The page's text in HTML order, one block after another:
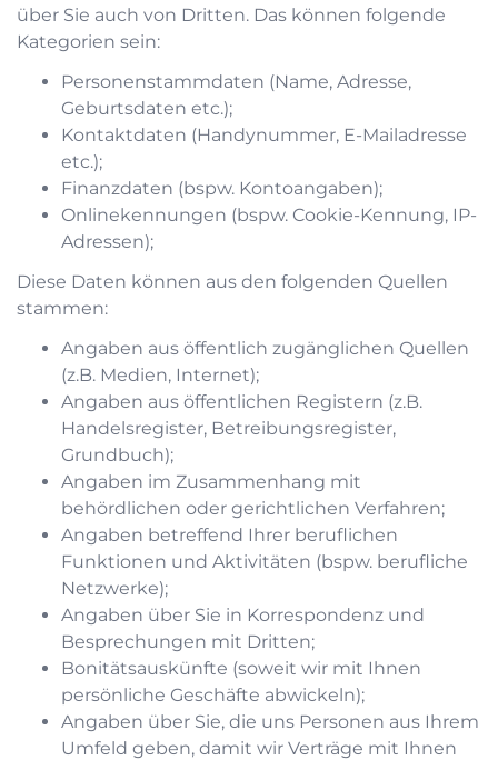
über Sie auch von Dritten. Das können folgende
Kategorien sein:
Personenstammdaten (Name, Adresse,
Geburtsdaten etc.);
Kontaktdaten (Handynummer, E-Mailadresse
etc.);
Finanzdaten (bspw. Kontoangaben);
Onlinekennungen (bspw. Cookie-Kennung, IP-
Adressen);
Diese Daten können aus den folgenden Quellen
stammen:
Angaben aus öffentlich zugänglichen Quellen
(z.B. Medien, Internet);
Angaben aus öffentlichen Registern (z.B.
Handelsregister, Betreibungsregister,
Grundbuch);
Angaben im Zusammenhang mit
behördlichen oder gerichtlichen Verfahren;
Angaben betreffend Ihrer beruflichen
Funktionen und Aktivitäten (bspw. berufliche
Netzwerke);
Angaben über Sie in Korrespondenz und
Besprechungen mit Dritten;
Bonitätsauskünfte (soweit wir mit Ihnen
persönliche Geschäfte abwickeln);
Angaben über Sie, die uns Personen aus Ihrem
Umfeld geben, damit wir Verträge mit Ihnen